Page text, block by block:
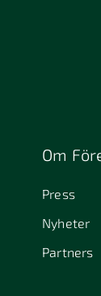
Om
Press
Nyheter
Partners